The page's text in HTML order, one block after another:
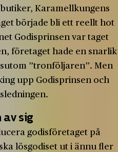
Karamellkungens
började bli ett reellt hot
Godisprinsen var taget
företaget hade en snarlik
”tronföljaren”. Men
upp Godisprinsen och
av sig
godisföretaget på
lösgodiset ut i ännu fler